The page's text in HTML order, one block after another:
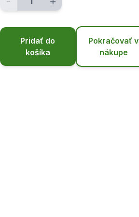
Pridať do
košíka
Pokračovať v
nákupe